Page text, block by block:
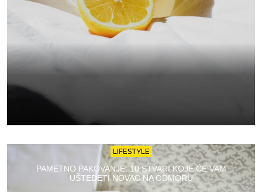
LIFESTYLE
PAMETNO PAKOVANJE: 10 STVARI KOJE ĆE VAM
UŠTEDETI NOVAC NA ODMORU